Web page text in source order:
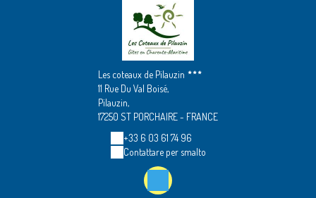
Les coteaux de Pilauzin
11 Rue Du Val Boisé,
Pilauzin,
17250 ST PORCHAIRE - FRANCE
+33 6 03 61 74 96
Contattare per smalto